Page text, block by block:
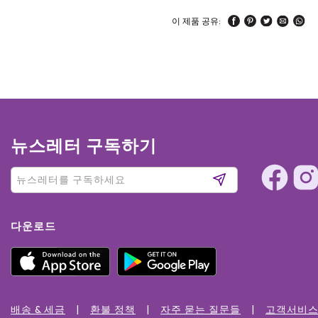
이 제품 공유:
뉴스레터 구독하기
다운로드
배송 & 세금 환불 정책 자주 묻는 질문들 고객서비